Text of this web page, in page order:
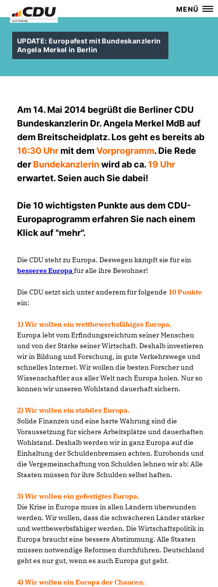
MENÜ
UPDATE: Europafest mit Bundeskanzlerin
Angela Merkel in Berlin
Am 14. Mai 2014 begrüßt die Berliner CDU
Bundeskanzlerin Dr. Angela Merkel MdB auf
dem Breitscheidplatz. Los geht es bereits ab
16:30 Uhr mit demVorprogramm. Die Rede
der Bundekanzlerinwird ab ca.19 Uhr
erwartet. Seien auch Sie dabei!
Die 10 wichtigsten Punkte aus dem CDU-
Europaprogramm erfahren Sie nach einem
Klick auf "mehr".
Die CDU steht zu Europa. Deswegen kämpft sie für ein
besseres Europafür alle ihre Bewohner!
Die CDU setzt sich unter anderem für folgende 10 Punkte
ein:
1) Wir wollen ein wettbewerbsfähiges Europa.
Europa lebt vom Erfindungsreichtum seiner Menschen
und von der Stärke seiner Wirtschaft. Deshalb investieren
wir in Bildung und Forschung, in gute Verkehrswege und
schnelles Internet. Wir wollen die besten Forscher und
Wissenschaftler aus aller Welt nach Europa holen. Nur so
können wir unseren Wohlstand dauerhaft sichern.
2) Wir wollen ein stabiles Europa.
Solide Finanzen und eine harte Währung sind die
Voraussetzung für sichere Arbeitsplätze und dauerhaften
Wohlstand. Deshalb werden wir in ganz Europa auf die
Einhaltung der Schuldenbremsen achten. Eurobonds und
die Vergemeinschaftung von Schulden lehnen wir ab: Alle
Staaten müssen für ihre Schulden selbst haften.
3) Wir wollen ein gefestigtes Europa.
Die Krise in Europa muss in allen Ländern überwunden
werden. Wir wollen, dass die schwächeren Länder stärker
und wettbewerbsfähiger werden. Die Wirtschaftspolitik in
Europa braucht eine bessere Abstimmung. Alle Staaten
müssen notwendige Reformen durchführen. Deutschland
geht es nur gut, wenn es auch Europa gut geht.
4) Wir wollen ein Europa der Chancen.